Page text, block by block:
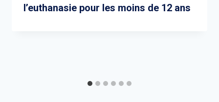
l’euthanasie pour les moins de 12 ans